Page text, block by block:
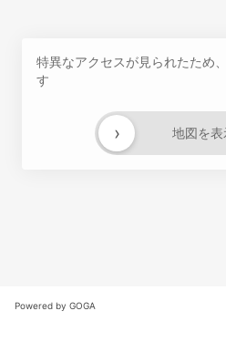
特異なアクセスが見られたため
す
地図を表
›
Powered by GOGA